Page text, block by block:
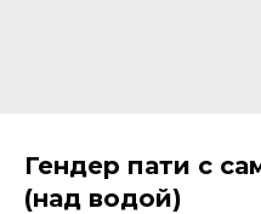
Гендер пати с
(над водой)